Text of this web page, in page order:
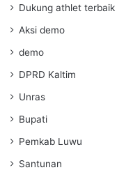
Dukung athlet terbaik
Aksi demo
demo
DPRD Kaltim
Unras
Bupati
Pemkab Luwu
Santunan